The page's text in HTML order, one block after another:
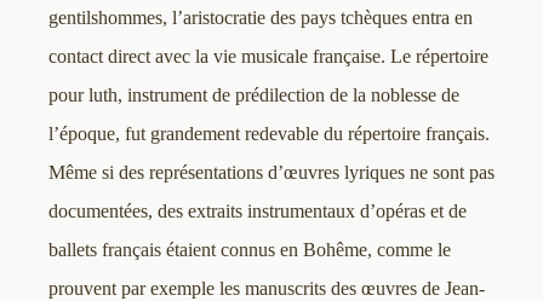
gentilshommes, l’aristocratie des pays tchèques entra en
contact direct avec la vie musicale française. Le répertoire
pour luth, instrument de prédilection de la noblesse de
l’époque, fut grandement redevable du répertoire français.
Même si des représentations d’œuvres lyriques ne sont pas
documentées, des extraits instrumentaux d’opéras et de
ballets français étaient connus en Bohême, comme le
prouvent par exemple les manuscrits des œuvres de Jean-